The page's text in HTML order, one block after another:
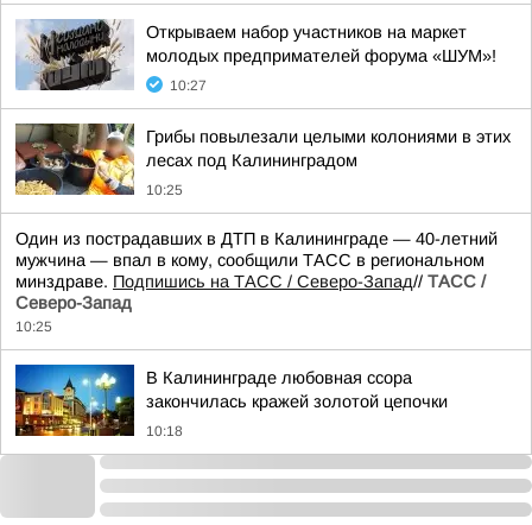
Открываем набор участников на маркет
молодых предпримателей форума «ШУМ»!
10:27
Грибы повылезали целыми колониями в этих
лесах под Калининградом
10:25
Один из пострадавших в ДТП в Калининграде — 40-летний
мужчина — впал в кому, сообщили ТАСС в региональном
минздраве. Подпишись на ТАСС / Северо-Запад// ТАСС /
Северо-Запад
10:25
В Калининграде любовная ссора
закончилась кражей золотой цепочки
10:18